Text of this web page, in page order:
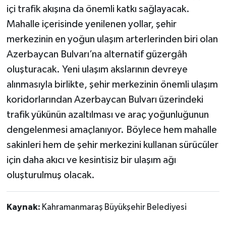
içi trafik akışına da önemli katkı sağlayacak.
Mahalle içerisinde yenilenen yollar, şehir
merkezinin en yoğun ulaşım arterlerinden biri olan
Azerbaycan Bulvarı’na alternatif güzergâh
oluşturacak. Yeni ulaşım akslarının devreye
alınmasıyla birlikte, şehir merkezinin önemli ulaşım
koridorlarından Azerbaycan Bulvarı üzerindeki
trafik yükünün azaltılması ve araç yoğunluğunun
dengelenmesi amaçlanıyor. Böylece hem mahalle
sakinleri hem de şehir merkezini kullanan sürücüler
için daha akıcı ve kesintisiz bir ulaşım ağı
oluşturulmuş olacak.
Kaynak: Kahramanmaraş Büyükşehir Belediyesi